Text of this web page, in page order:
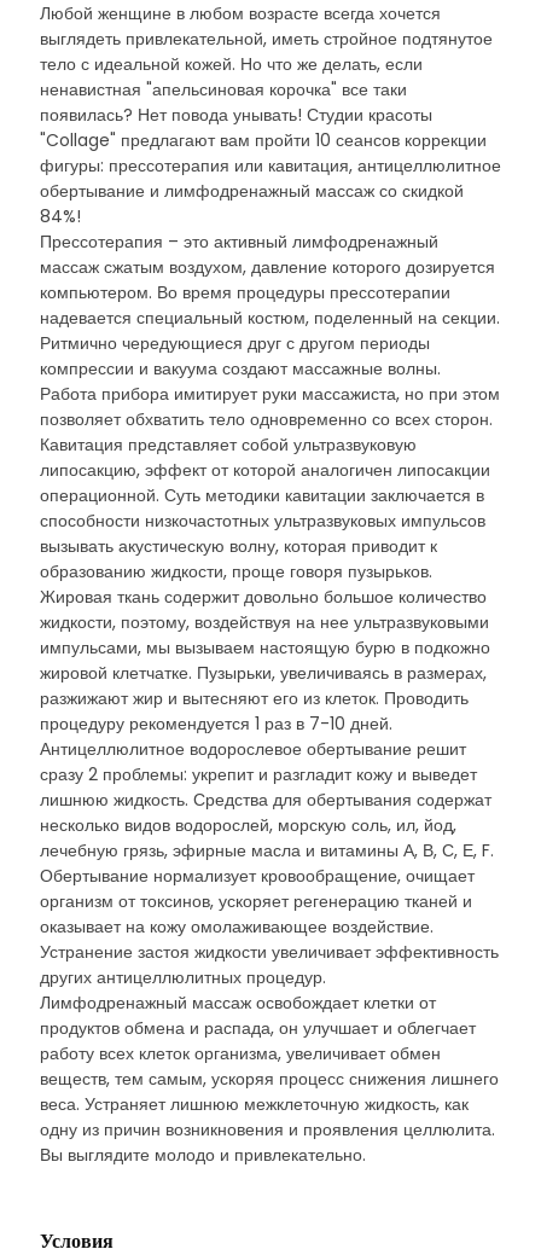
Любой женщине в любом возрасте всегда хочется
выглядеть привлекательной, иметь стройное подтянутое
тело с идеальной кожей. Но что же делать, если
ненавистная "апельсиновая корочка" все таки
появилась? Нет повода унывать! Студии красоты
"Collage" предлагают вам пройти 10 сеансов коррекции
фигуры: прессотерапия или кавитация, антицеллюлитное
обертывание и лимфодренажный массаж со скидкой
84%!
Прессотерапия – это активный лимфодренажный
массаж сжатым воздухом, давление которого дозируется
компьютером. Во время процедуры прессотерапии
надевается специальный костюм, поделенный на секции.
Ритмично чередующиеся друг с другом периоды
компрессии и вакуума создают массажные волны.
Работа прибора имитирует руки массажиста, но при этом
позволяет обхватить тело одновременно со всех сторон.
Кавитация представляет собой ультразвуковую
липосакцию, эффект от которой аналогичен липосакции
операционной. Суть методики кавитации заключается в
способности низкочастотных ультразвуковых импульсов
вызывать акустическую волну, которая приводит к
образованию жидкости, проще говоря пузырьков.
Жировая ткань содержит довольно большое количество
жидкости, поэтому, воздействуя на нее ультразвуковыми
импульсами, мы вызываем настоящую бурю в подкожно
жировой клетчатке. Пузырьки, увеличиваясь в размерах,
разжижают жир и вытесняют его из клеток. Проводить
процедуру рекомендуется 1 раз в 7-10 дней.
Антицеллюлитное водорослевое обертывание решит
сразу 2 проблемы: укрепит и разгладит кожу и выведет
лишнюю жидкость. Средства для обертывания содержат
несколько видов водорослей, морскую соль, ил, йод,
лечебную грязь, эфирные масла и витамины А, В, С, Е, F.
Обертывание нормализует кровообращение, очищает
организм от токсинов, ускоряет регенерацию тканей и
оказывает на кожу омолаживающее воздействие.
Устранение застоя жидкости увеличивает эффективность
других антицеллюлитных процедур.
Лимфодренажный массаж освобождает клетки от
продуктов обмена и распада, он улучшает и облегчает
работу всех клеток организма, увеличивает обмен
веществ, тем самым, ускоряя процесс снижения лишнего
веса. Устраняет лишнюю межклеточную жидкость, как
одну из причин возникновения и проявления целлюлита.
Вы выглядите молодо и привлекательно.
Условия